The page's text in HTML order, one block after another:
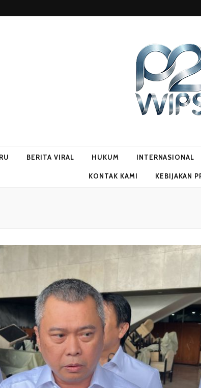
BERITA VIRAL HUKUM INTERNASIONAL
KONTAK KAMI KEBIJAKAN